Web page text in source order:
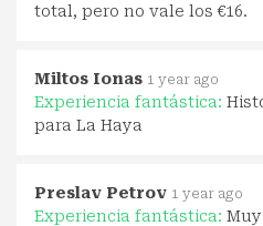
total, pero no vale los €16.
Miltos Ionas 1 year ago
Experiencia fantástica:
para La Haya
Preslav Petrov 1 year ago
Experiencia fantástica: